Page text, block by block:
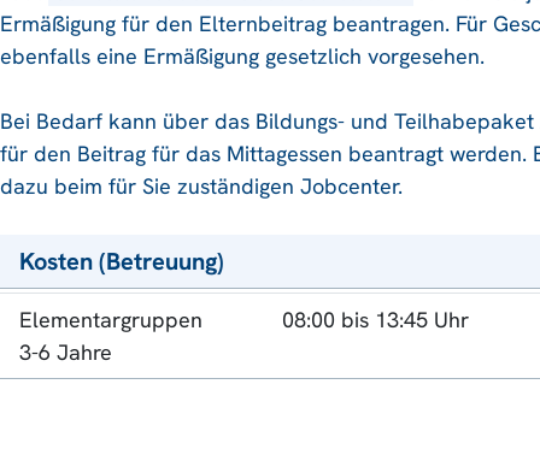
Ermäßigung für den Elternbeitrag beantragen. Für
ebenfalls eine Ermäßigung gesetzlich vorgesehen.
Bei Bedarf kann über das Bildungs- und
für den Beitrag für das Mittagessen beantragt werden.
dazu beim für Sie zuständigen Jobcenter.
Kosten (Betreuung)
Elementargruppen
3-6 Jahre
08:00 bis 13:45 Uhr